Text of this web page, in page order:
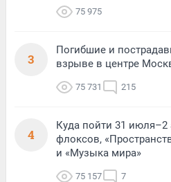
75 975
3
Погибшие и
взрыве в центре
75 731 215
4
Куда пойти 31 июля–2
флоксов,
и «Музыка мира»
75 157 7